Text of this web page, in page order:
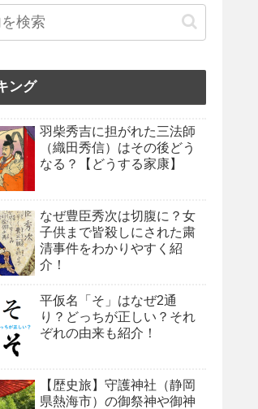
ング
羽柴秀吉に担がれた三法師
（織田秀信）はその後どう
なる？【どうする家康】
なぜ豊臣秀次は切腹に？女
子供まで皆殺しにされた粛
清事件をわかりやすく紹
介！
平仮名「そ」はなぜ2通
り？どっちが正しい？それ
ぞれの由来も紹介！
【歴史旅】守護神社（静岡
県熱海市）の御祭神や御神